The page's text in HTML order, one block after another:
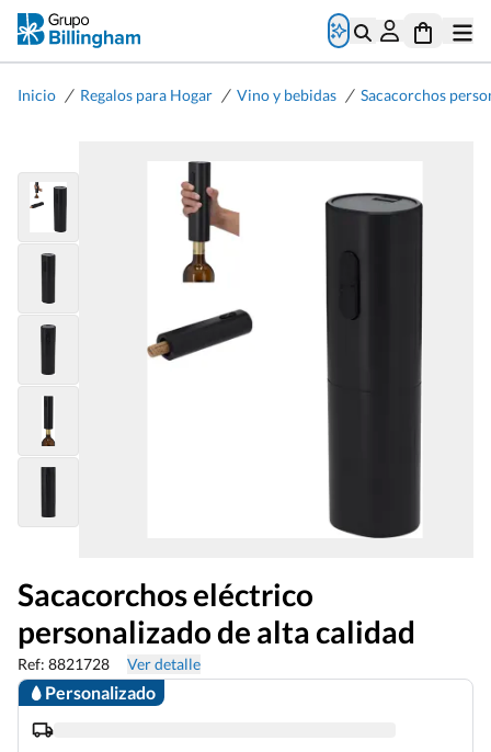
Inicio / Regalos para Hogar / Vino y bebidas / Sacacorchos
Sacacorchos eléctrico
personalizado de alta calidad
Ref: 8821728 Ver detalle
Personalizado